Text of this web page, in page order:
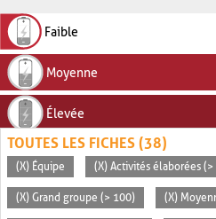
Faible
Moyenne
Élevée
TOUTES LES FICHES (38)
(X) Équipe (X) Activités élaborées
(X) Grand groupe (> 100) (X)